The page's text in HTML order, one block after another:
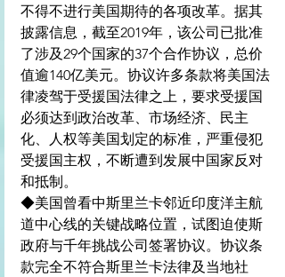
不得不进行美国期待的各项改革。据其
披露信息，截至2019年，该公司已批准
了涉及29个国家的37个合作协议，总价
值逾140亿美元。协议许多条款将美国法
律凌驾于受援国法律之上，要求受援国
必须达到政治改革、市场经济、民主
化、人权等美国划定的标准，严重侵犯
受援国主权，不断遭到发展中国家反对
和抵制。
◆美国曾看中斯里兰卡邻近印度洋主航
道中心线的关键战略位置，试图迫使斯
政府与千年挑战公司签署协议。协议条
款完全不符合斯里兰卡法律及当地社